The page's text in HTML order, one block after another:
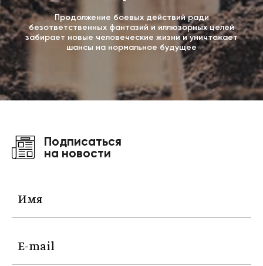
Продолжение боевых действий ради
безответственных фантазий и иллюзорных целей
забирает новые человеческие жизни и уничтожает
шансы на нормальное будущее
Подписаться
на новости